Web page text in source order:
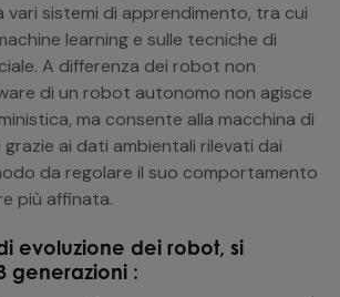
vari sistemi di apprendimento, tra cui
learning e sulle tecniche di
A differenza dei robot non
di un robot autonomo non agisce
ma consente alla macchina di
ai dati ambientali rilevati dai
da regolare il suo comportamento
più affinata.
evoluzione dei robot, si
generazioni :